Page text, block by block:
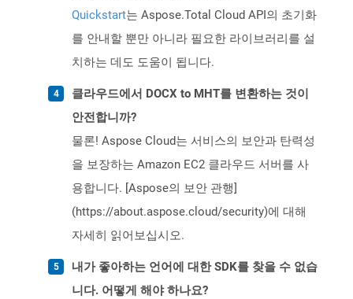
Quickstart는 Aspose.Total Cloud API의 초기화
를 안내할 뿐만 아니라 필요한 라이브러리를 설
치하는 데도 도움이 됩니다.
클라우드에서 DOCX to MHT를 변환하는 것이
안전합니까?
물론! Aspose Cloud는 서비스의 보안과 탄력성
을 보장하는 Amazon EC2 클라우드 서버를 사
용합니다. [Aspose의 보안 관행]
(https://about.aspose.cloud/security)에 대해
자세히 읽어보십시오.
내가 좋아하는 언어에 대한 SDK를 찾을 수 없습
니다. 어떻게 해야 하나요?